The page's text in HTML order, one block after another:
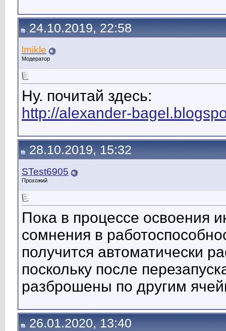
24.10.2019, 22:58
lmikle
Модератор
Ну. почитай здесь:
http://alexander-
28.10.2019, 15:32
STest6905
Прохожий
Пока в процессе освоения
сомнения в
получится автоматически
поскольку после
разброшены по другим
26.01.2020, 13:40